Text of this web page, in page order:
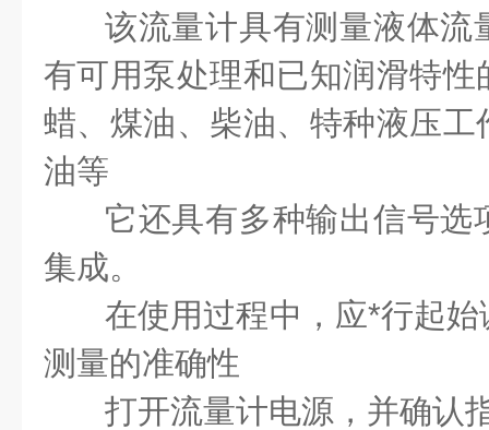
该流量计具有测量液体流
有可用泵处理和已知润滑特
蜡、煤油、柴油、特种液压
油等
它还具有多种输出信号选
集成。
在使用过程中，应*行起
测量的准确性
打开流量计电源，并确认